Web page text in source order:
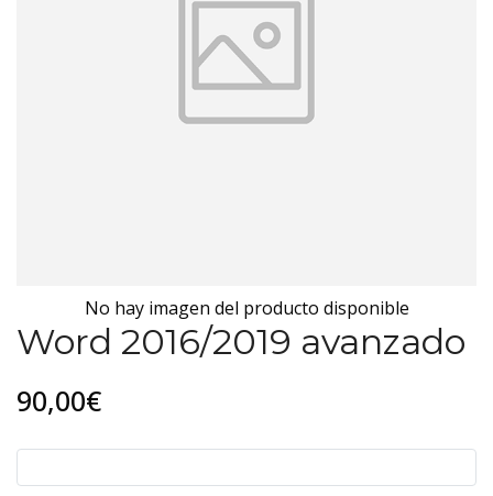
No hay imagen del producto disponible
Word 2016/2019 avanzado
90,00€